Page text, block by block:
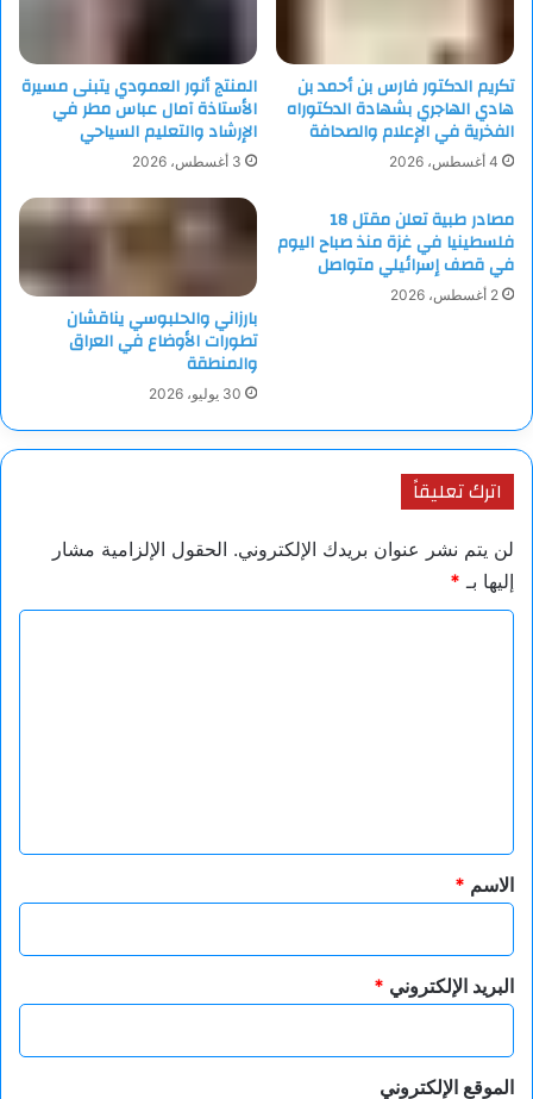
تكريم الدكتور فارس بن أحمد بن
هادي الهاجري بشهادة الدكتوراه
الفخرية في الإعلام والصحافة
4 أغسطس، 2026
المنتج أنور العمودي يتبنى مسيرة
الأستاذة آمال عباس مطر في
الإرشاد والتعليم السياحي
3 أغسطس، 2026
مصادر طبية تعلن مقتل 18
فلسطينيا في غزة منذ صباح اليوم
في قصف إسرائيلي متواصل
2 أغسطس، 2026
بارزاني والحلبوسي يناقشان
تطورات الأوضاع في العراق
والمنطقة
30 يوليو، 2026
اترك تعليقاً
لن يتم نشر عنوان بريدك الإلكتروني. الحقول الإلزامية مشار
إليها بـ *
*
الاسم *
البريد الإلكتروني *
الموقع الإلكتروني